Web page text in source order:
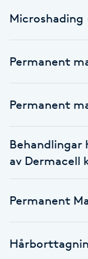
Fotvård
Fransborttagning
Fransfärgning
Fransförlängning
Fransförlängning
Microshading
Permanent
Permanent
Behandlingar
av Dermacell
Permanent